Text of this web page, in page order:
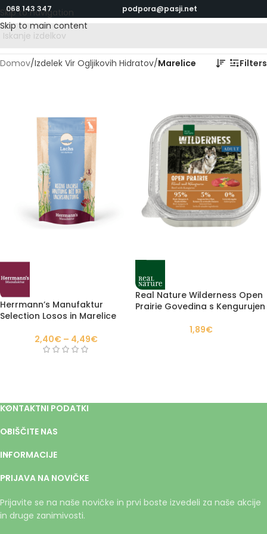
Skip to navigation
Skip to main content
068 143 347 podpora@pasji.net
Domov/Izdelek Vir Ogljikovih Hidratov/Marelice Filters
Herrmann’s Manufaktur
Selection Losos in Marelice
2,40€ – 4,49€
Real Nature Wilderness Open
Prairie Govedina s Kengurujen
1,89€
KONTAKTNI PODATKI
OBIŠČITE NAS
INFORMACIJE
PRIJAVA NA NOVIČKE
Prijavite se na naše novičke in prvi boste izvedeli za naše akcije
in druge zanimivosti.